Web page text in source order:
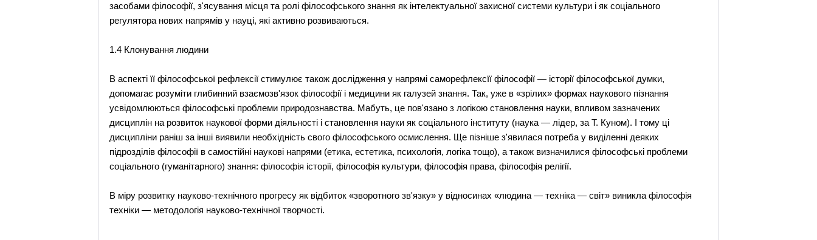
засобами філософії, з'ясування місця та ролі філософського знання як інтелектуальної захисної системи культури і як соціального
регулятора нових напрямів у науці, які активно розвиваються.
1.4 Клонування людини
В аспекті її філософської рефлексії стимулює також дослідження у напрямі саморефлексїї філософії — історії філософської думки,
допомагає розуміти глибинний взаємозв'язок філософії і медицини як галузей знання. Так, уже в «зрілих» формах наукового пізнання
усвідомлюються філософські проблеми природознавства. Мабуть, це пов'язано з логікою становлення науки, впливом зазначених
дисциплін на розвиток наукової форми діяльності і становлення науки як соціального інституту (наука — лідер, за Т. Куном). І тому ці
дисципліни раніш за інші виявили необхідність свого філософського осмислення. Ще пізніше з'явилася потреба у виділенні деяких
підрозділів філософії в самостійні наукові напрями (етика, естетика, психологія, логіка тощо), а також визначилися філософські проблеми
соціального (гуманітарного) знання: філософія історії, філософія культури, філософія права, філософія релігії.
В міру розвитку науково-технічного прогресу як відбиток «зворотного зв'язку» у відносинах «людина — техніка — світ» виникла філософія
техніки — методологія науково-технічної творчості.